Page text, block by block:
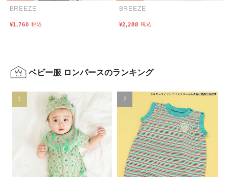
BREEZE
¥1,760 税込
BREEZE
¥2,288 税込
ベビー服 ロンパースのランキング
1 2